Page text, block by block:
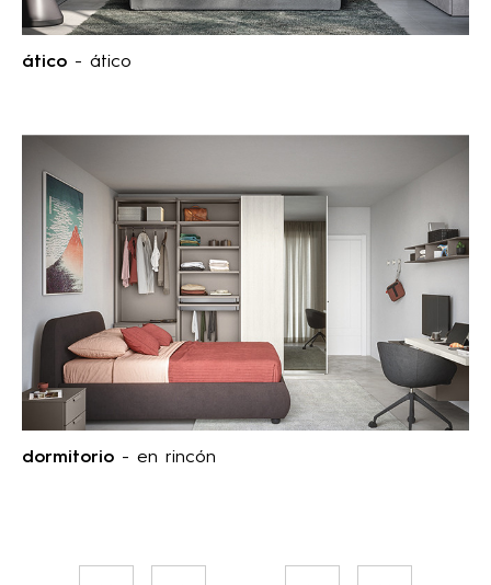
ático - ático
dormitorio - en rincón